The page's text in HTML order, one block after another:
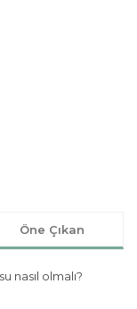
Öne Çıkan
nasıl olmalı?